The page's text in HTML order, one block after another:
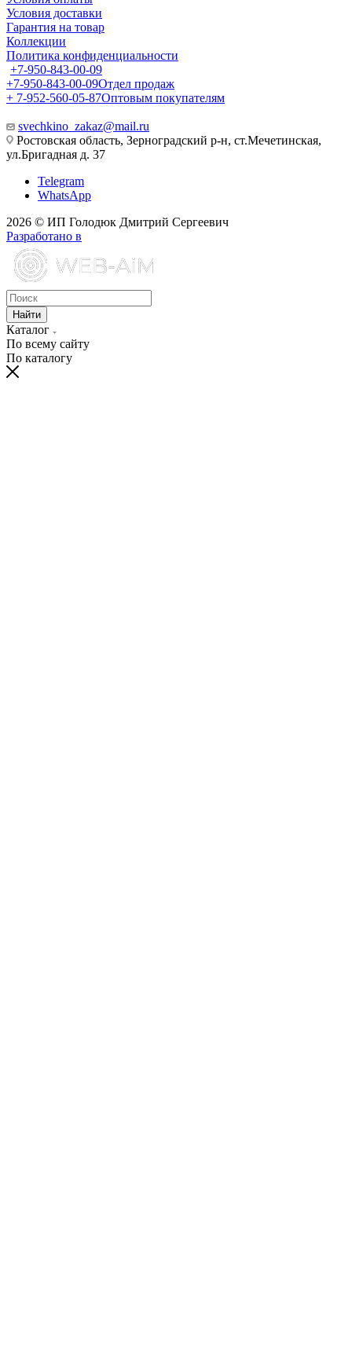
Условия доставки
Гарантия на товар
Коллекции
Политика конфиденциальности
+7-950-843-00-09
+7-950-843-00-09Отдел продаж
+ 7-952-560-05-87Оптовым покупателям
svechkino_zakaz@mail.ru
Ростовская область, Зерноградский р-н, ст.Мечетинская,
ул.Бригадная д. 37
Telegram
WhatsApp
2026 © ИП Голодюк Дмитрий Сергеевич
Разработано в
Найти
Каталог
По всему сайту
По каталогу